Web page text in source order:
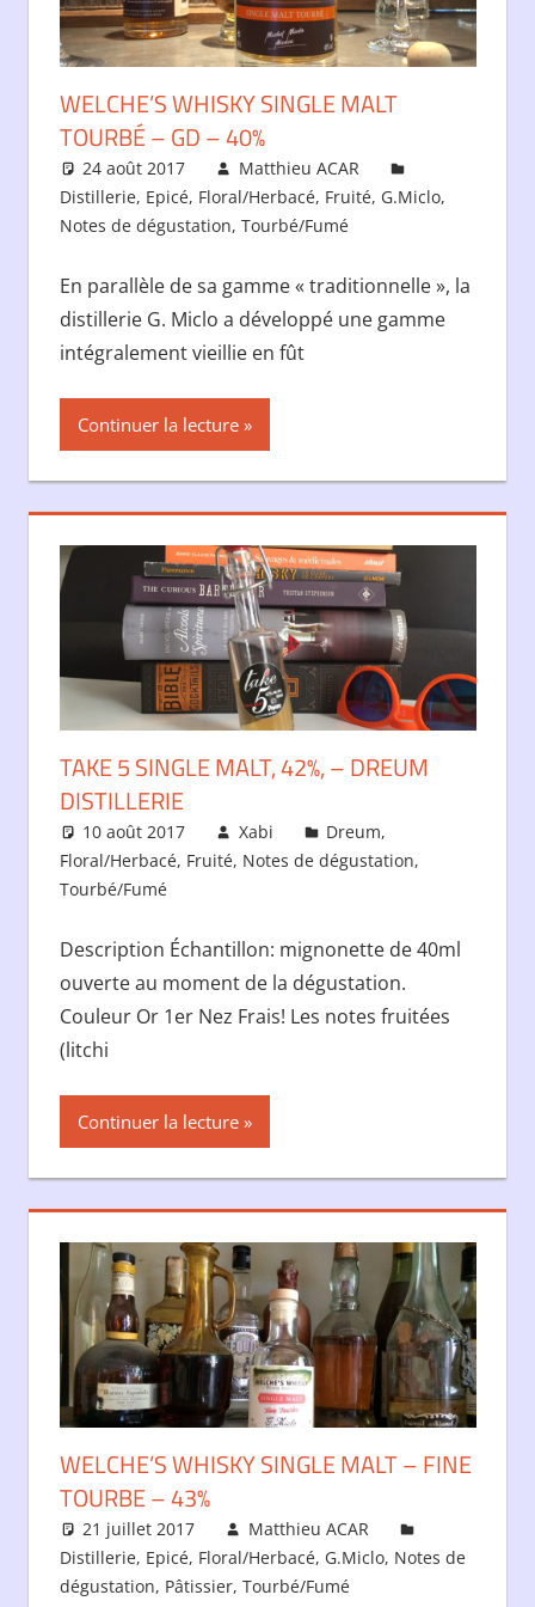
WELCHE’S WHISKY SINGLE MALT
TOURBÉ – GD – 40%
24 août 2017
Matthieu ACAR
Distillerie, Epicé, Floral/Herbacé, Fruité, G.Miclo,
Notes de dégustation, Tourbé/Fumé
En parallèle de sa gamme « traditionnelle », la
distillerie G. Miclo a développé une gamme
intégralement vieillie en fût
Continuer la lecture
TAKE 5 SINGLE MALT, 42%, – DREUM
DISTILLERIE
10 août 2017 Xabi Dreum,
Floral/Herbacé, Fruité, Notes de dégustation,
Tourbé/Fumé
Description Échantillon: mignonette de 40ml
ouverte au moment de la dégustation.
Couleur Or 1er Nez Frais! Les notes fruitées
(litchi
Continuer la lecture
WELCHE’S WHISKY SINGLE MALT – FINE
TOURBE – 43%
21 juillet 2017
Matthieu ACAR
Distillerie, Epicé, Floral/Herbacé, G.Miclo, Notes de
dégustation, Pâtissier, Tourbé/Fumé